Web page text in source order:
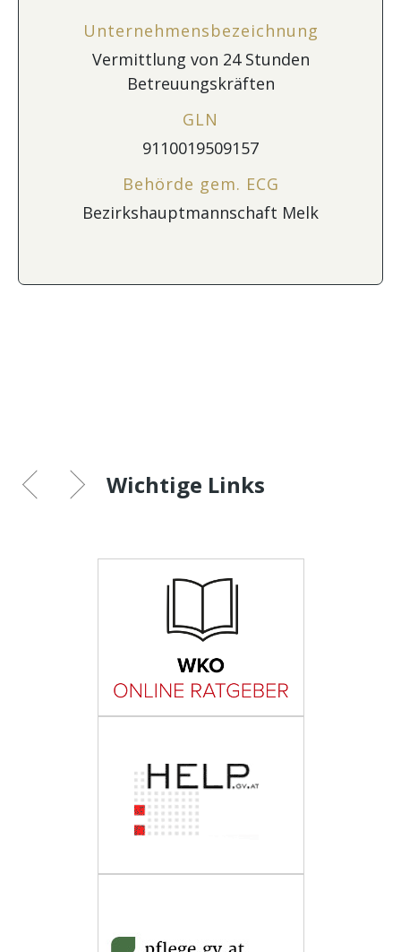
Unternehmensbezeichnung
Vermittlung von 24 Stunden
Betreuungskräften
GLN
9110019509157
Behörde gem. ECG
Bezirkshauptmannschaft Melk
Wichtige Links